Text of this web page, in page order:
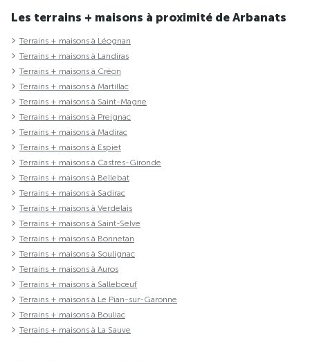
Les terrains + maisons à proximité de Arbanats
Terrains + maisons à Léognan
Terrains + maisons à Landiras
Terrains + maisons à Créon
Terrains + maisons à Martillac
Terrains + maisons à Saint-Magne
Terrains + maisons à Preignac
Terrains + maisons à Madirac
Terrains + maisons à Espiet
Terrains + maisons à Castres-Gironde
Terrains + maisons à Bellebat
Terrains + maisons à Sadirac
Terrains + maisons à Verdelais
Terrains + maisons à Saint-Selve
Terrains + maisons à Bonnetan
Terrains + maisons à Soulignac
Terrains + maisons à Auros
Terrains + maisons à Sallebœuf
Terrains + maisons à Le Pian-sur-Garonne
Terrains + maisons à Bouliac
Terrains + maisons à La Sauve